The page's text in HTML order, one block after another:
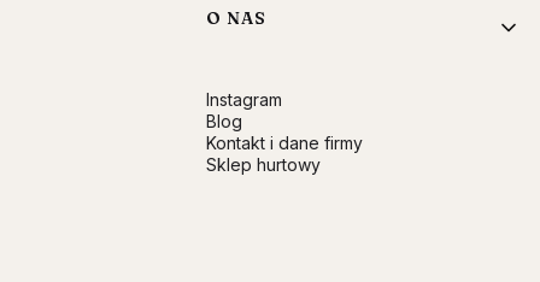
O NAS
Instagram
Blog
Kontakt i dane firmy
Sklep hurtowy